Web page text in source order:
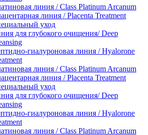
линия / Class Platinum Arcanum
линия / Placenta Treatment
уход
для глубокого очищения/ Deep
гиалуроновая линия / Hyalorone
линия / Class Platinum Arcanum
линия / Placenta Treatment
уход
для глубокого очищения/ Deep
гиалуроновая линия / Hyalorone
линия / Class Platinum Arcanum